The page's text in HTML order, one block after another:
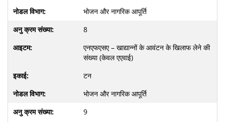
भोजन और नागरिक आपूर्ति
8
एनएफएसए – खाद्यान्नों के आवंटन के खिलाफ लेने की
संख्या (केवल एएवाई)
टन
भोजन और नागरिक आपूर्ति
9